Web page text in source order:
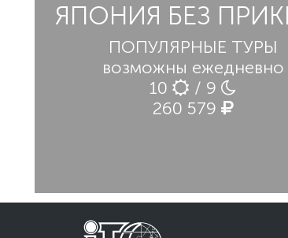
ЯПОНИЯ БЕЗ
ПОПУЛЯРНЫЕ ТУРЫ
возможны ежедневно
10
/ 9
260 579